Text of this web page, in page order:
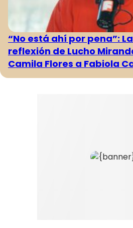
“No está ahí por pena”:
reflexión de Lucho
Camila Flores a Fabiola